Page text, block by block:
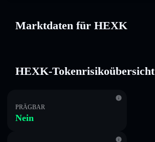
Marktdaten für HEXK
HEXK-Tokenrisikoübersicht
PRÄGBAR
Nein